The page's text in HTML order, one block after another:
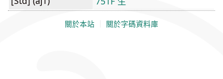
關於本站 關於字碼資料庫